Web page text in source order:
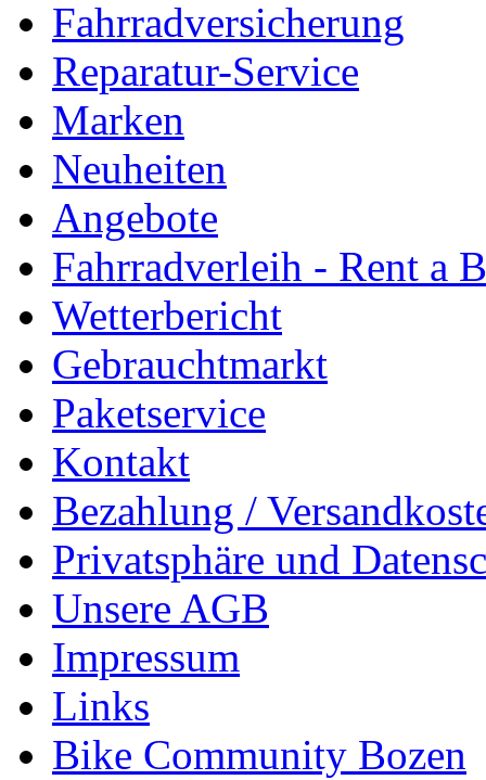
Fahrradversicherung
Reparatur-Service
Marken
Neuheiten
Angebote
Fahrradverleih - Rent a
Wetterbericht
Gebrauchtmarkt
Paketservice
Kontakt
Bezahlung /
Privatsphäre und
Unsere AGB
Impressum
Links
Bike Community Bozen